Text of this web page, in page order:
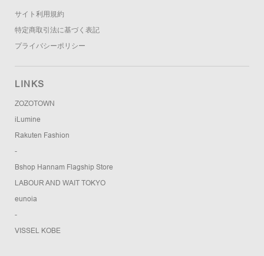
サイト利用規約
特定商取引法に基づく表記
プライバシーポリシー
LINKS
ZOZOTOWN
iLumine
Rakuten Fashion
-
Bshop Hannam Flagship Store
LABOUR AND WAIT TOKYO
eunoia
-
VISSEL KOBE